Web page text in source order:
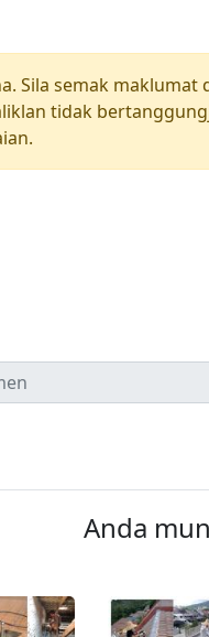
Sila semak maklumat
tidak
Anda